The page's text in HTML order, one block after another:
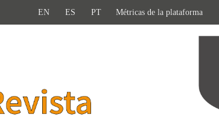
EN ES PT Métricas de la plataforma